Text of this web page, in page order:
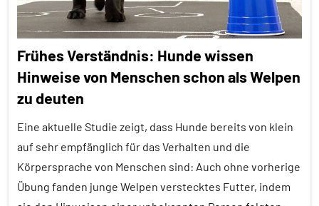
Frühes Verständnis: Hunde wissen
Hinweise von Menschen schon als Welpen
zu deuten
Eine aktuelle Studie zeigt, dass Hunde bereits von klein
auf sehr empfänglich für das Verhalten und die
Körpersprache von Menschen sind: Auch ohne vorherige
Übung fanden junge Welpen verstecktes Futter, indem